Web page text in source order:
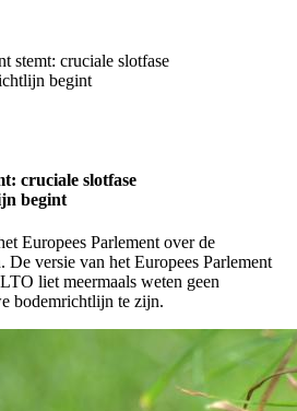
stemt: cruciale slotfase
begint
cruciale slotfase
begint
Europees Parlement over de
versie van het Europees Parlement
liet meermaals weten geen
bodemrichtlijn te zijn.